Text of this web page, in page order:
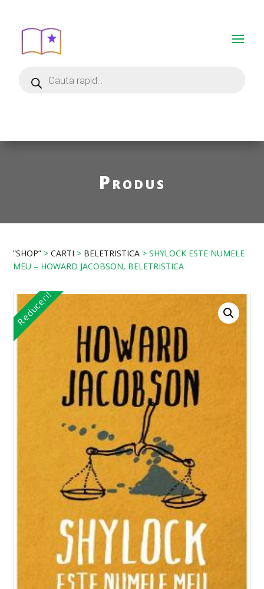
Produs
”SHOP” >CARTI > BELETRISTICA > SHYLOCK ESTE NUMELE
MEU – HOWARD JACOBSON, BELETRISTICA
Reduceri!